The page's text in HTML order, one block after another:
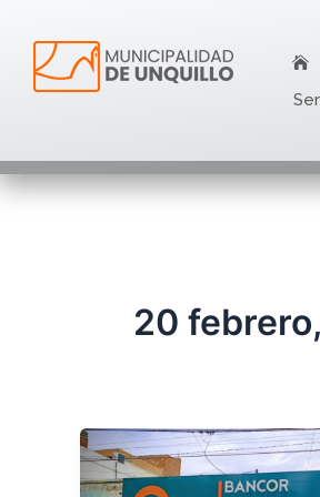
contenido
20